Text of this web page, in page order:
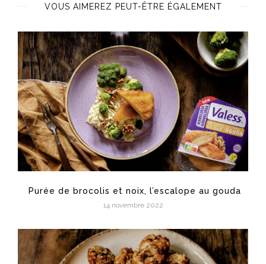
VOUS AIMEREZ PEUT-ÊTRE ÉGALEMENT
Purée de brocolis et noix, l’escalope au gouda
14 novembre 2022